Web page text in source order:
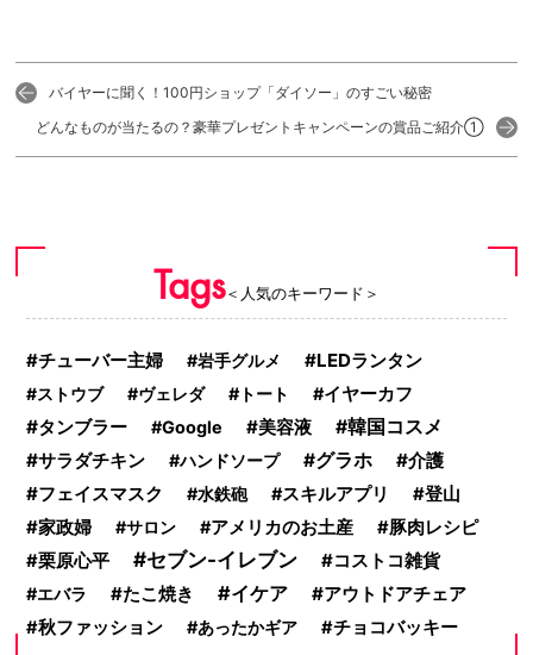
バイヤーに聞く！100円ショップ「ダイソー」のすごい秘密
どんなものが当たるの？豪華プレゼントキャンペーンの賞品ご紹介①
Tags＜人気のキーワード＞
チューバー主婦 岩手グルメ LEDランタン
ストウブ ヴェレダ トート イヤーカフ
タンブラー Google 美容液
韓国コスメ
サラダチキン
ハンドソープ グラホ
介護
フェイスマスク
水鉄砲 スキルアプリ
登山
家政婦
サロン アメリカのお土産
豚肉レシピ
栗原心平
セブン-イレブン コストコ雑貨
エバラ たこ焼き イケア アウトドアチェア
秋ファッション あったかギア チョコバッキー